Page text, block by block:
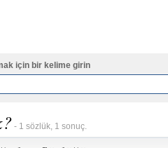
için bir kelime girin
- 1 sözlük, 1 sonuç.